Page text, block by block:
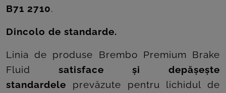
B71 2710.
Dincolo de standarde.
Linia de produse Brembo Premium Brake
Fluid satisface și depășește
standardele prevăzute pentru lichidul de